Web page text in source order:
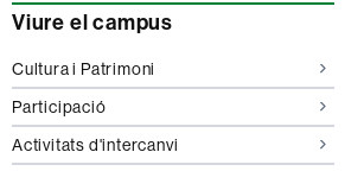
Viure el campus
Cultura i Patrimoni
Participació
Activitats d'intercanvi